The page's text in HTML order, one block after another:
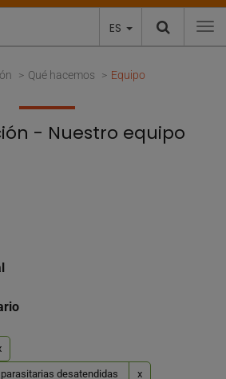
ES
Qué hacemos Equipo
- Nuestro equipo
desatendidas x